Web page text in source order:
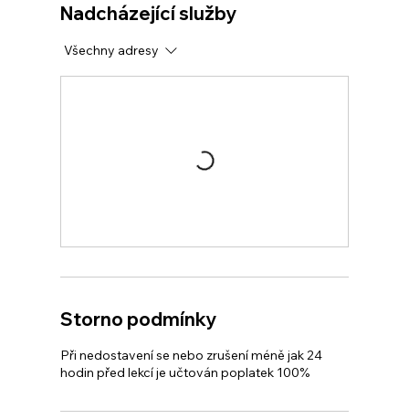
Nadcházející služby
Všechny adresy
Storno podmínky
Při nedostavení se nebo zrušení méně jak 24
hodin před lekcí je učtován poplatek 100%